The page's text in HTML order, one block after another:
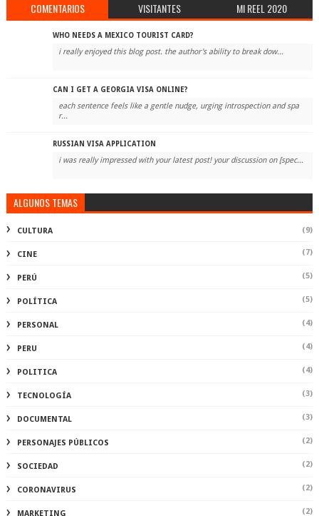
COMENTARIOS VISITANTES MI REEL 2020
WHO NEEDS A MEXICO TOURIST CARD?
i really enjoyed this blog post. the author's ability to break dow...
CAN I GET A GEORGIA VISA ONLINE?
each sentence feels like a gentle nudge, urging introspection and spa
r...
RUSSIAN VISA APPLICATION
i was really impressed with your latest post! your discussion on [spec...
ALGUNOS TEMAS
CULTURA (9)
CINE (7)
PERÚ (5)
POLÍTICA (5)
PERSONAL (4)
PERU (4)
POLITICA (4)
TECNOLOGÍA (3)
DOCUMENTAL (3)
PERSONAJES PÚBLICOS (2)
SOCIEDAD (2)
CORONAVIRUS (2)
MARKETING (2)